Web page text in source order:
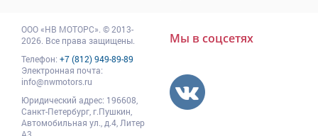
ООО«НВ МОТОРС» © 2013-
2026. Все права защищены.
Телефон: +7 (812) 949-89-89
Электронная почта:
info@nwmotors.ru
Юридический адрес: 196608
Санкт-Петербург, г.Пушкин
Автомобильная ул., д.4, Литер
Мы в соцсетях